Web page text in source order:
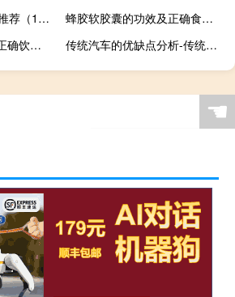
15寸轻薄笔记本电脑推荐（15寸轻薄笔记本）
蜂胶软胶囊的功效及正确食用方法
三七加蜂蜜的效果及正确饮用方法
传统汽车的优缺点分析-传统蜂箱有哪些优缺点？
☚